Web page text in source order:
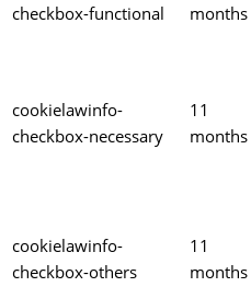
checkbox-functional
months
cookielawinfo-
checkbox-necessary
11
months
cookielawinfo-
checkbox-others
11
months